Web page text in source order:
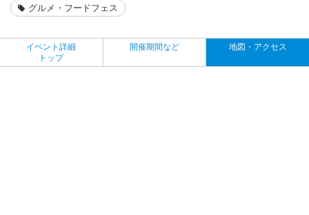
グルメ・フードフェス
イベント詳細
トップ
開催期間など 地図・アクセス